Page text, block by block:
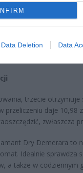
Data Deletion Data
próg 500 plus dla
trzecie otrzymuje
przeliczeniu daje 10,98
zwłaszcza
Dry Demerara to
Idealnie sprawdza
a także w codziennym